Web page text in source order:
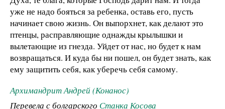
уже не надо бояться за ребенка, оставь его, пусть
начинает свою жизнь. Он выпорхнет, как делают это
птенцы, расправляющие однажды крылышки и
вылетающие из гнезда. Уйдет от нас, но будет к нам
возвращаться. И куда бы ни пошел, он будет знать, как
ему защитить себя, как уберечь себя самому.
Архимандрит Андрей (Конанос)
Перевела с болгарского Станка Косова